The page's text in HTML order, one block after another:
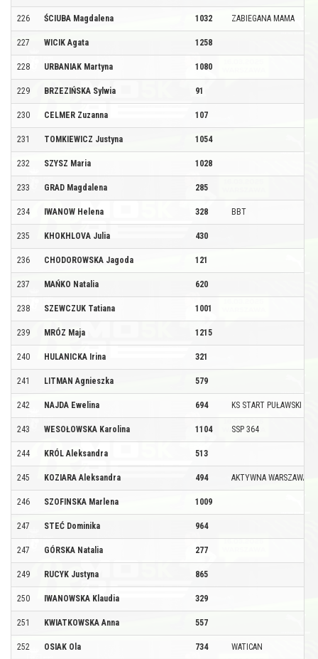
226 ŚCIUBA Magdalena 1032 ZABIEGANA MAMA
227 WICIK Agata 1258
228 URBANIAK Martyna 1080
229 BRZEZIŃSKA Sylwia 91
230 CELMER Zuzanna 107
231 TOMKIEWICZ Justyna 1054
232 SZYSZ Maria 1028
233 GRAD Magdalena 285
234 IWANOW Helena 328 BBT
235 KHOKHLOVA Julia 430
236 CHODOROWSKA Jagoda 121
237 MAŃKO Natalia 620
238 SZEWCZUK Tatiana 1001
239 MRÓZ Maja 1215
240 HULANICKA Irina 321
241 LITMAN Agnieszka 579
242 NAJDA Ewelina 694 KS START PUŁAWSKI
243 WESOŁOWSKA Karolina 1104 SSP 364
244 KRÓL Aleksandra 513
245 KOZIARA Aleksandra 494 AKTYWNA WARSZAWA
246 SZOFINSKA Marlena 1009
247 STEĆ Dominika 964
247 GÓRSKA Natalia 277
249 RUCYK Justyna 865
250 IWANOWSKA Klaudia 329
251 KWIATKOWSKA Anna 557
252 OSIAK Ola 734 WATICAN